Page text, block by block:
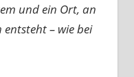
und ein Ort, an
– wie bei